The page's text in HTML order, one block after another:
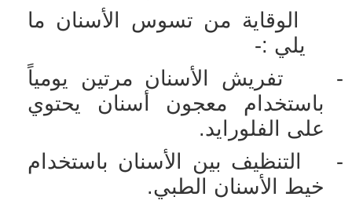
الوقاية من تسوس الأسنان ما
يلي :-
-
تفريش الأسنان مرتين يومياً
باستخدام معجون أسنان يحتوي
على الفلورايد.
-
التنظيف بين الأسنان باستخدام
خيط الأسنان الطبي.